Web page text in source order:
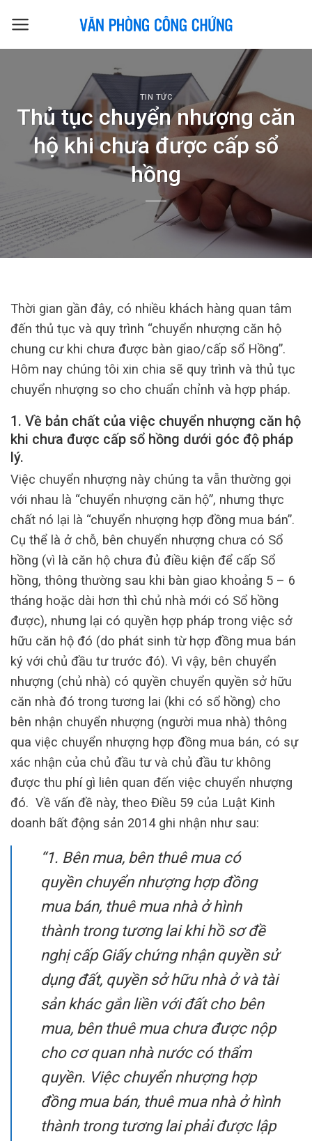
TIN TỨC
Thủ tục chuyển nhượng căn
hộ khi chưa được cấp sổ
hồng
Thời gian gần đây, có nhiều khách hàng quan tâm
đến thủ tục và quy trình “chuyển nhượng căn hộ
chung cư khi chưa được bàn giao/cấp sổ Hồng”.
Hôm nay chúng tôi xin chia sẽ quy trình và thủ tục
chuyển nhượng so cho chuẩn chỉnh và hợp pháp.
1. Về bản chất của việc chuyển nhượng căn hộ
khi chưa được cấp sổ hồng dưới góc độ pháp
lý.
Việc chuyển nhượng này chúng ta vẫn thường gọi
với nhau là “chuyển nhượng căn hộ”, nhưng thực
chất nó lại là “chuyển nhượng hợp đồng mua bán”.
Cụ thể là ở chỗ, bên chuyển nhượng chưa có Sổ
hồng (vì là căn hộ chưa đủ điều kiện để cấp Sổ
hồng, thông thường sau khi bàn giao khoảng 5 – 6
tháng hoặc dài hơn thì chủ nhà mới có Sổ hồng
được), nhưng lại có quyền hợp pháp trong việc sở
hữu căn hộ đó (do phát sinh từ hợp đồng mua bán
ký với chủ đầu tư trước đó). Vì vậy, bên chuyển
nhượng (chủ nhà) có quyền chuyển quyền sở hữu
căn nhà đó trong tương lai (khi có sổ hồng) cho
bên nhận chuyển nhượng (người mua nhà) thông
qua việc chuyển nhượng hợp đồng mua bán, có sự
xác nhận của chủ đầu tư và chủ đầu tư không
được thu phí gì liên quan đến việc chuyển nhượng
đó. Về vấn đề này, theo Điều 59 của Luật Kinh
doanh bất động sản 2014 ghi nhận như sau:
“1. Bên mua, bên thuê mua có
quyền chuyển nhượng hợp đồng
mua bán, thuê mua nhà ở hình
thành trong tương lai khi hồ sơ đề
nghị cấp Giấy chứng nhận quyền sử
dụng đất, quyền sở hữu nhà ở và tài
sản khác gắn liền với đất cho bên
mua, bên thuê mua chưa được nộp
cho cơ quan nhà nước có thẩm
quyền. Việc chuyển nhượng hợp
đồng mua bán, thuê mua nhà ở hình
thành trong tương lai phải được lập